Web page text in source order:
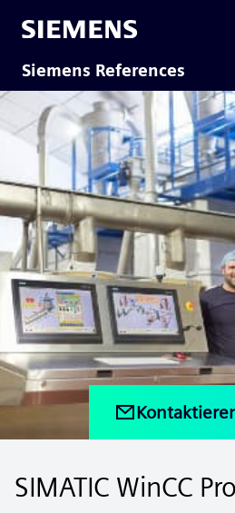
Siemens References
SIMATIC WinCC